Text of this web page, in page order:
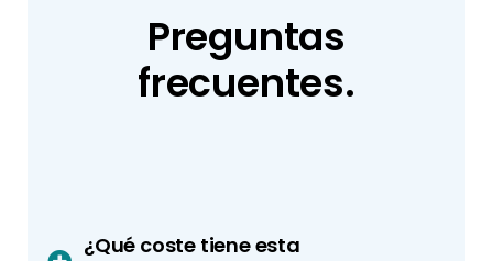
Preguntas
frecuentes.
¿Qué coste tiene esta